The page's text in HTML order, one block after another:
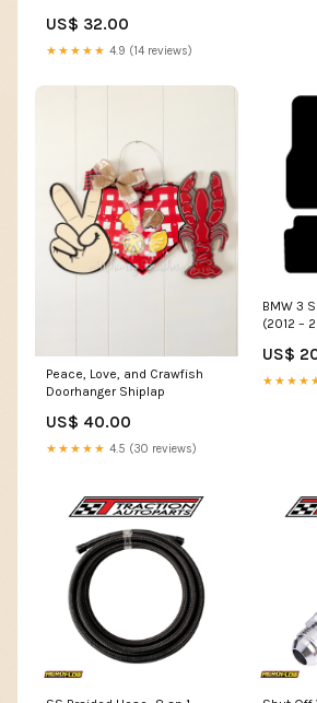
US$ 32.00
★★★★★ 4.9 (14 reviews)
Peace, Love, and Crawfish
Doorhanger Shiplap
US$ 40.00
★★★★★ 4.5 (30 reviews)
BMW 3
(2012 –
US$